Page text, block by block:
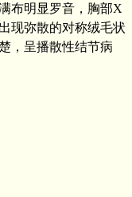
布明显罗音，胸部X
现弥散的对称绒毛状
，呈播散性结节病